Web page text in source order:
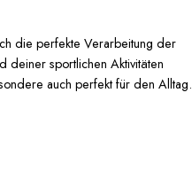
die perfekte Verarbeitung der
deiner sportlichen Aktivitäten
auch perfekt für den Alltag.